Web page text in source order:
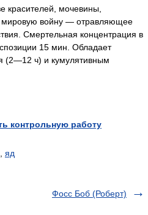
красителей, мочевины,
мировую войну — отравляющее
Смертельная концентрация в
15 мин. Обладает
(2—12 ч) и кумулятивным
контрольную работу
яд
Фосс Боб (Роберт)